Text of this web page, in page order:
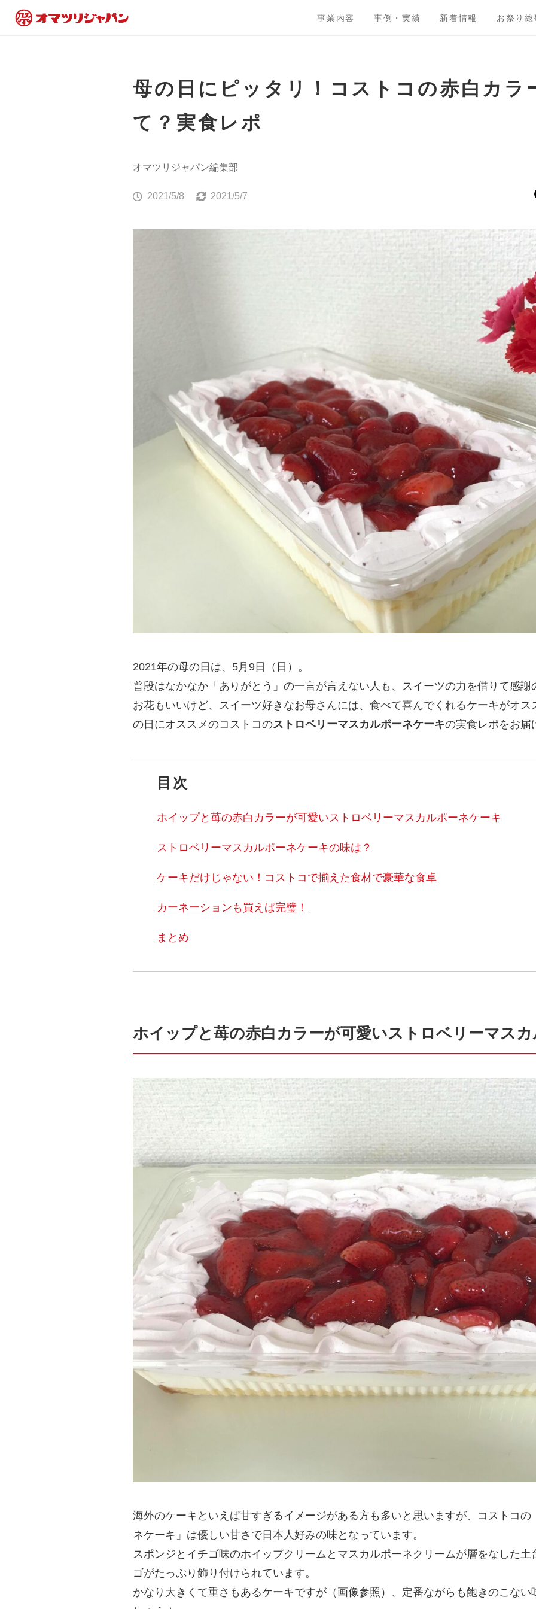
事業内容 事例・実績 新着情報 お祭り総
母の日にピッタリ！コストコの赤白カラ
て？実食レポ
オマツリジャパン編集部
2021/5/8 2021/5/7
2021年の母の日は、5月9日（日）。
普段はなかなか「ありがとう」の一言が言えない人も、スイーツの力を借りて感謝
お花もいいけど、スイーツ好きなお母さんには、食べて喜んでくれるケーキがオ
の日にオススメのコストコのストロベリーマスカルポーネケーキの実食レポをお届
目次
ホイップと苺の赤白カラーが可愛いストロベリーマスカルポーネケーキ
ストロベリーマスカルポーネケーキの味は？
ケーキだけじゃない！コストコで揃えた食材で豪華な食卓
カーネーションも買えば完璧！
まとめ
ホイップと苺の赤白カラーが可愛いストロベリーマス
海外のケーキといえば甘すぎるイメージがある方も多いと思いますが、コストコ
ネケーキ」は優しい甘さで日本人好みの味となっています。
スポンジとイチゴ味のホイップクリームとマスカルポーネクリームが層をなした
ゴがたっぷり飾り付けられています。
かなり大きくて重さもあるケーキですが（画像参照）、定番ながらも飽きのこな